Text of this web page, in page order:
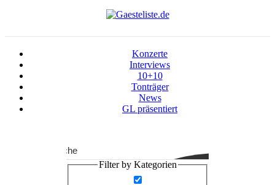
Konzerte
Interviews
10+10
Tonträger
News
GL präsentiert
Suche
Filter by Kategorien